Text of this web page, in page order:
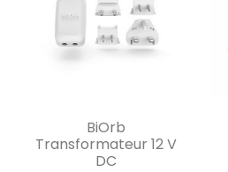
Aperçu rapide
BiOrb
Transformateur 12 V
DC